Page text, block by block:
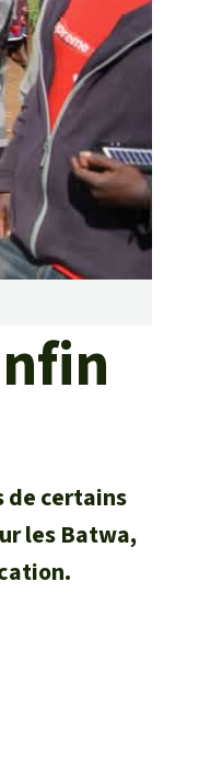
les
forêt et
fonds
de certains
les Batwa,